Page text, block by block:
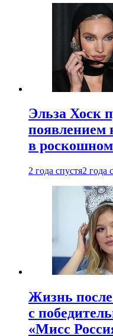
Эльза Хоск
появлением
в роскошном
2 года спустя2 года
Жизнь
с
«Мисс